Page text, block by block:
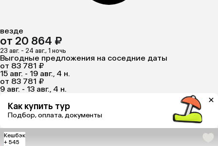
везде
от 20 864 ₽
23 авг. - 24 авг., 1 ночь
Выгодные предложения на соседние даты
от 83 781 ₽
15 авг. - 19 авг., 4 н.
от 83 781 ₽
9 авг. - 13 авг., 4 н.
Как купить тур
Подбор, оплата, документы
Кешбэк
+ 545